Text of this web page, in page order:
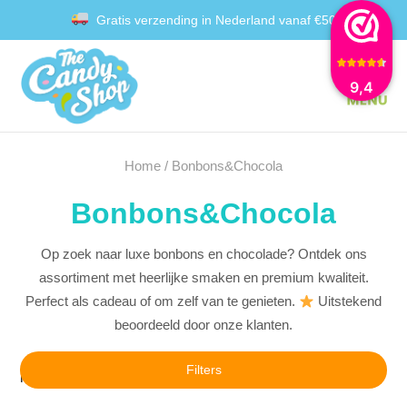
9,4
Gratis verzending in Nederland vanaf €50
Home / Bonbons&Chocola
Bonbons&Chocola
Op zoek naar luxe bonbons en chocolade? Ontdek ons
assortiment met heerlijke smaken en premium kwaliteit.
Perfect als cadeau of om zelf van te genieten.
Uitstekend
beoordeeld door onze klanten.
Filters
Resultaat 1–16 van de 27 resultaten wordt getoond